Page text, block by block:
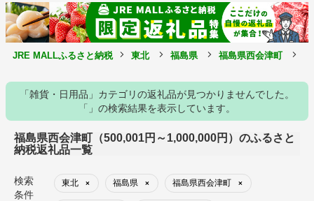
JRE MALLふるさと納税 東北 福島県 福島県西会津町
「雑貨・日用品」カテゴリの返礼品が見つかりませんでした。
「」の検索結果を表示しています。
福島県西会津町（500,001円～1,000,000円）のふるさと
納税返礼品一覧
検索
条件
東北 × 福島県 × 福島県西会津町 ×